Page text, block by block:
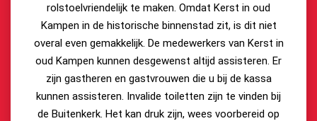
rolstoelvriendelijk te maken. Omdat Kerst in oud
Kampen in de historische binnenstad zit, is dit niet
overal even gemakkelijk. De medewerkers van Kerst in
oud Kampen kunnen desgewenst altijd assisteren. Er
zijn gastheren en gastvrouwen die u bij de kassa
kunnen assisteren. Invalide toiletten zijn te vinden bij
de Buitenkerk. Het kan druk zijn, wees voorbereid op